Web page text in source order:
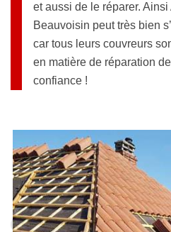
et aussi de le réparer.
Beauvoisin peut très bien
car tous leurs couvreurs
en matière de réparation
confiance !